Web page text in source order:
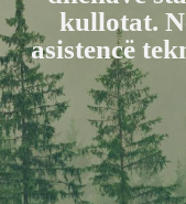
kullotat.
asistencë